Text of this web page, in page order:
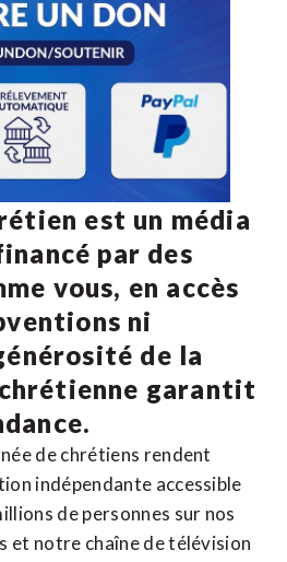
est un média
par des
vous, en accès
ni
de la
garantit
de chrétiens rendent
indépendante accessible
de personnes sur nos
et notre chaîne de télévision